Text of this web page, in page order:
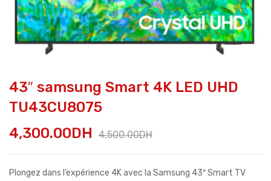
43″ samsung Smart 4K LED UHD
TU43CU8075
4,500.00DH
4,300.00DH
Plongez dans l’expérience 4K avec la Samsung 43″ Smart TV